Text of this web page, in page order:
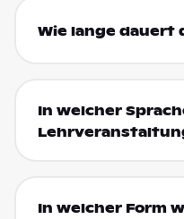
Wie lange dauert
In welcher
In welcher Form